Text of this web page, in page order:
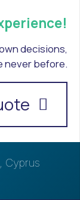
decisions,
never before.
Cyprus